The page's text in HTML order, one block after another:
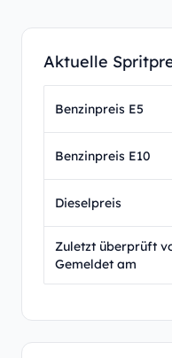
Aktuelle
Benzinpreis E5
Benzinpreis E10
Dieselpreis
Zuletzt überprüft
Gemeldet am